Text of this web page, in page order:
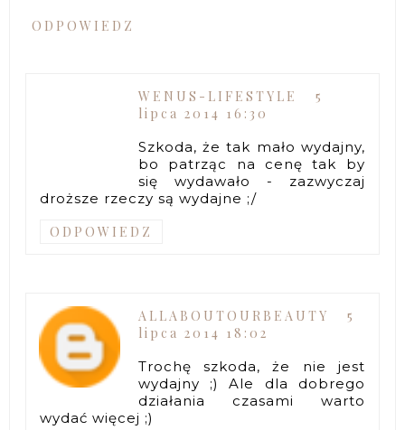
ODPOWIEDZ
WENUS-LIFESTYLE
5
lipca 2014 16:30
Szkoda, że tak mało wydajny,
bo patrząc na cenę tak by
się wydawało - zazwyczaj
droższe rzeczy są wydajne ;/
ODPOWIEDZ
ALLABOUTOURBEAUTY
5
lipca 2014 18:02
Trochę szkoda, że nie jest
wydajny ;) Ale dla dobrego
działania czasami warto
wydać więcej ;)